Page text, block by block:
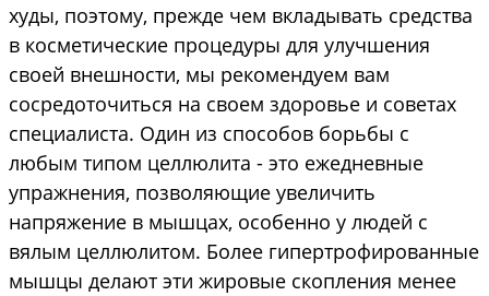
худы, поэтому, прежде чем вкладывать средства
в косметические процедуры для улучшения
своей внешности, мы рекомендуем вам
сосредоточиться на своем здоровье и советах
специалиста. Oдин из способов борьбы с
любым типом целлюлита - это ежедневные
упражнения, позволяющие увеличить
напряжение в мышцах, особенно у людей с
вялым целлюлитом. Более гипертрофированные
мышцы делают эти жировые скопления менее